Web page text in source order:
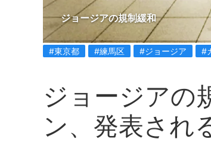
ジョージアの規制緩和
#東京都 #練馬区 #ジョージア #
ジョージアの
ン、発表され